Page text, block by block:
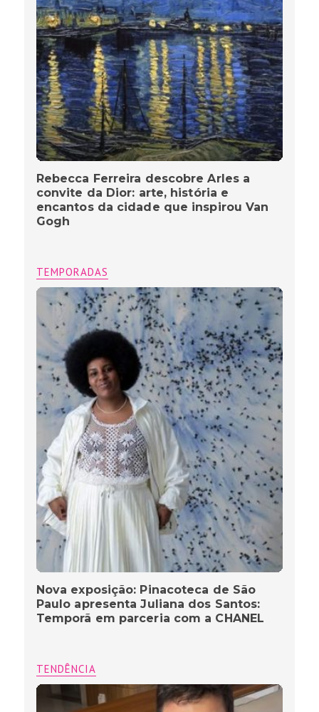
Rebecca Ferreira descobre Arles a
convite da Dior: arte, história e
encantos da cidade que inspirou Van
Gogh
TEMPORADAS
Nova exposição: Pinacoteca de São
Paulo apresenta Juliana dos Santos:
Temporã em parceria com a CHANEL
TENDÊNCIA